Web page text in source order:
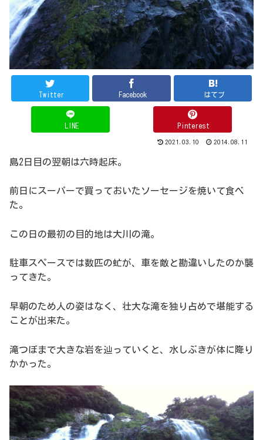
Twitter Facebook はてブ
LINE Pinterest
2021.03.10 2014.08.11
島2日目の翌朝は六時起床。
前日にスーパーで買っておいたソーセージを焼いて食べ
た。
この日の最初の目的地は大川の滝。
駐車スペースでは数匹の虻が、車を敵と勘違いしたのか襲
ってきた。
早朝のため人の姿はなく、壮大な滝を独り占めで堪能する
ことが出来た。
滝つぼまで大きな岩を辿っていくと、水しぶきが体に降り
かかった。